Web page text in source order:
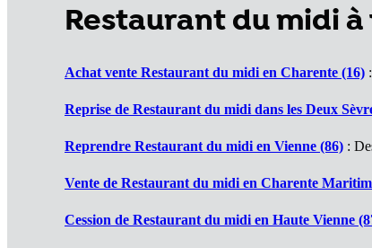
Restaurant du midi
Achat vente Restaurant du midi en Charente (16)
Reprise de Restaurant du midi dans les Deux
Reprendre Restaurant du midi en Vienne (86) :
Vente de Restaurant du midi en Charente
Cession de Restaurant du midi en Haute Vienne